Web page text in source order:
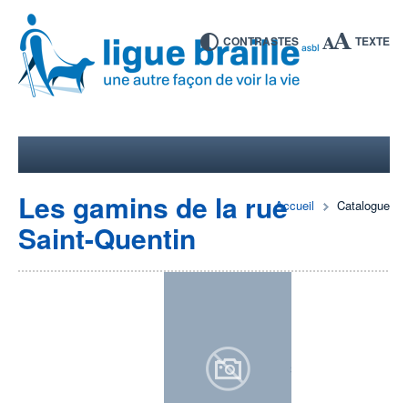
CONTRASTES TEXTE
Accueil Catalogue
Les gamins de la rue
Saint-Quentin